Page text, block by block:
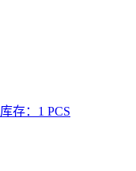
库存：1 PCS